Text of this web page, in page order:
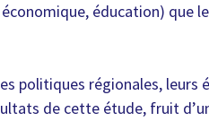
éducation) que
politiques régionales, leurs
de cette étude, fruit